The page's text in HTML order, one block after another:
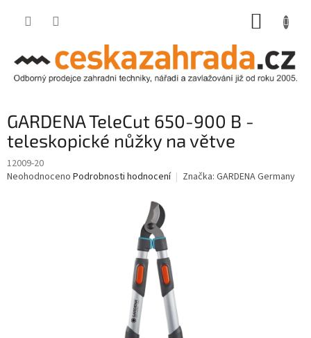
GARDENA TeleCut 650-900 B -
teleskopické nůžky na větve
12009-20
Průměrné
Neohodnoceno Podrobnosti hodnocení Značka: GARDENA Germany